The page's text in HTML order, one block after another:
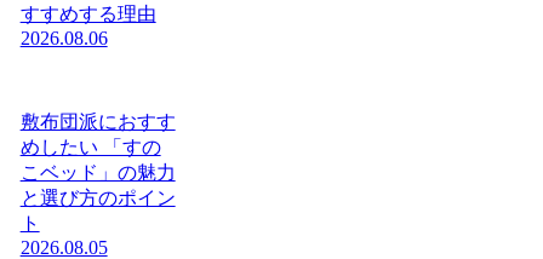
すすめする理由
2026.08.06
敷布団派におすす
めしたい 「すの
こベッド」の魅力
と選び方のポイン
ト
2026.08.05